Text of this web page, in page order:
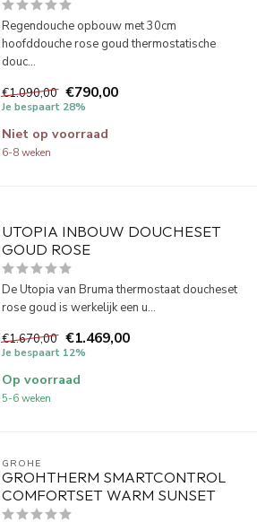
Regendouche opbouw met 30cm
hoofddouche rose goud thermostatische
douc...
€1.090,00 €790,00
Je bespaart 28%
Niet op voorraad
6-8 weken
UTOPIA INBOUW DOUCHESET
GOUD ROSE
De Utopia van Bruma thermostaat doucheset
rose goud is werkelijk een u...
€1.670,00 €1.469,00
Je bespaart 12%
Op voorraad
5-6 weken
GROHE
GROHTHERM SMARTCONTROL
COMFORTSET WARM SUNSET